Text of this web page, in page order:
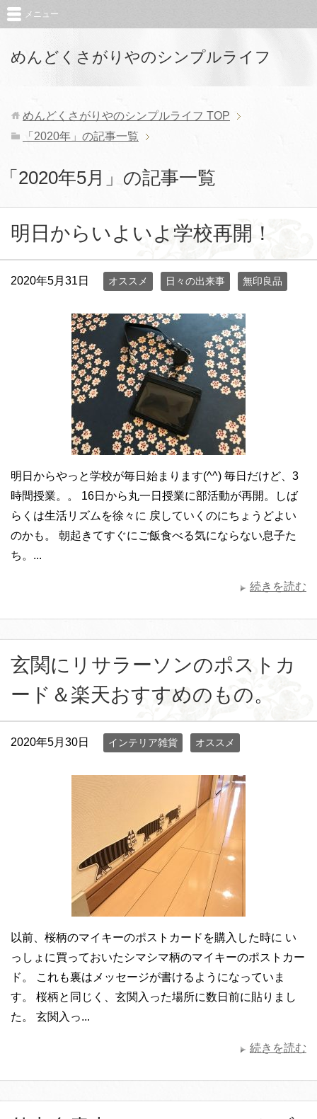
めんどくさがりやのシンプルライフ
メニュー
めんどくさがりやのシンプルライフ TOP
「2020年」の記事一覧
「2020年5月」の記事一覧
明日からいよいよ学校再開！
2020年5月31日 オススメ 日々の出来事 無印良品
明日からやっと学校が毎日始まります(^^) 毎日だけど、3
時間授業。。 16日から丸一日授業に部活動が再開。しば
らくは生活リズムを徐々に 戻していくのにちょうどよい
のかも。 朝起きてすぐにご飯食べる気にならない息子た
ち。...
続きを読む
玄関にリサラーソンのポストカ
ード＆楽天おすすめのもの。
2020年5月30日 インテリア雑貨 オススメ
以前、桜柄のマイキーのポストカードを購入した時に い
っしょに買っておいたシマシマ柄のマイキーのポストカー
ド。 これも裏はメッセージが書けるようになっていま
す。 桜柄と同じく、玄関入った場所に数日前に貼りまし
た。 玄関入っ...
続きを読む